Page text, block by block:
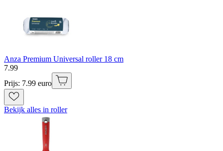
Anza Premium Universal roller 18 cm
7.99
Prijs: 7.99 euro
Bekijk alles in roller